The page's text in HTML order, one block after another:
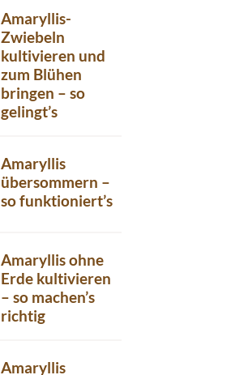
Amaryllis-
Zwiebeln
kultivieren und
zum Blühen
bringen – so
gelingt’s
Amaryllis
übersommern –
so funktioniert’s
Amaryllis ohne
Erde kultivieren
– so machen’s
richtig
Amaryllis